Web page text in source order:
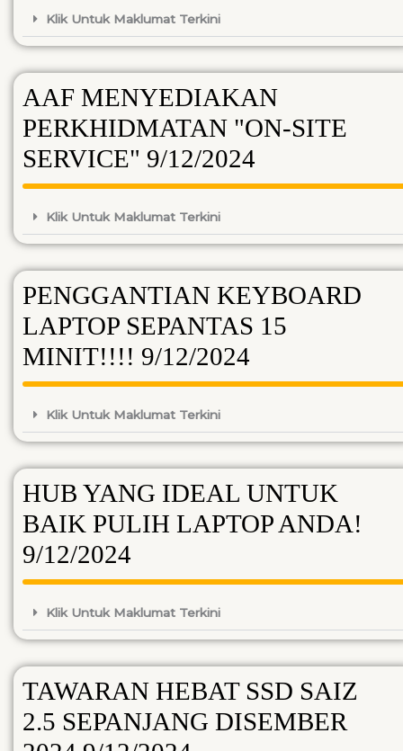
Klik Untuk Maklumat Terkini
AAF MENYEDIAKAN
PERKHIDMATAN "ON-SITE
SERVICE" 9/12/2024
Klik Untuk Maklumat Terkini
PENGGANTIAN KEYBOARD
LAPTOP SEPANTAS 15
MINIT!!!! 9/12/2024
Klik Untuk Maklumat Terkini
HUB YANG IDEAL UNTUK
BAIK PULIH LAPTOP ANDA!
9/12/2024
Klik Untuk Maklumat Terkini
TAWARAN HEBAT SSD SAIZ
2.5 SEPANJANG DISEMBER